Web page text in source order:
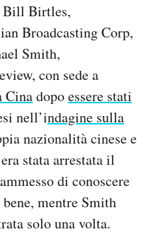
Bill Birtles,
Broadcasting Corp,
Smith,
con sede a
Cinadopoessere stati
nell’indagine sulla
nazionalità cinese e
stata arrestata il
di conoscere
mentre Smith
solo una volta.